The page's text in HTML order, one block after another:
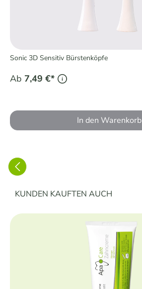
Sonic 3D Sensitiv Bürstenköpfe
Ab 7,49 €*
In den Warenkorb
Produktgalerie überspringen
KUNDEN KAUFTEN AUCH